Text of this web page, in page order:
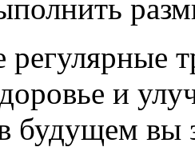
и
будущем вы